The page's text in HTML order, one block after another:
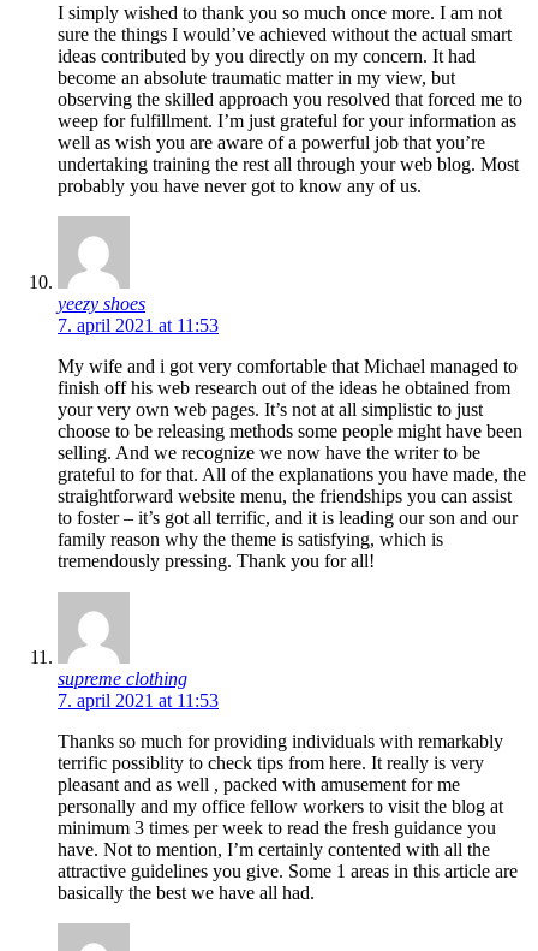
I simply wished to thank you so much once more. I am not
sure the things I would’ve achieved without the actual smart
ideas contributed by you directly on my concern. It had
become an absolute traumatic matter in my view, but
observing the skilled approach you resolved that forced me to
weep for fulfillment. I’m just grateful for your information as
well as wish you are aware of a powerful job that you’re
undertaking training the rest all through your web blog. Most
probably you have never got to know any of us.
yeezy shoes
7. april 2021 at 11:53
My wife and i got very comfortable that Michael managed to
finish off his web research out of the ideas he obtained from
your very own web pages. It’s not at all simplistic to just
choose to be releasing methods some people might have been
selling. And we recognize we now have the writer to be
grateful to for that. All of the explanations you have made, the
straightforward website menu, the friendships you can assist
to foster – it’s got all terrific, and it is leading our son and our
family reason why the theme is satisfying, which is
tremendously pressing. Thank you for all!
supreme clothing
7. april 2021 at 11:53
Thanks so much for providing individuals with remarkably
terrific possiblity to check tips from here. It really is very
pleasant and as well , packed with amusement for me
personally and my office fellow workers to visit the blog at
minimum 3 times per week to read the fresh guidance you
have. Not to mention, I’m certainly contented with all the
attractive guidelines you give. Some 1 areas in this article are
basically the best we have all had.